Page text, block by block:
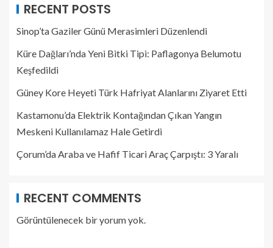
RECENT POSTS
Sinop’ta Gaziler Günü Merasimleri Düzenlendi
Küre Dağları’nda Yeni Bitki Tipi: Paflagonya Belumotu
Keşfedildi
Güney Kore Heyeti Türk Hafriyat Alanlarını Ziyaret Etti
Kastamonu’da Elektrik Kontağından Çıkan Yangın
Meskeni Kullanılamaz Hale Getirdi
Çorum’da Araba ve Hafif Ticari Araç Çarpıştı: 3 Yaralı
RECENT COMMENTS
Görüntülenecek bir yorum yok.